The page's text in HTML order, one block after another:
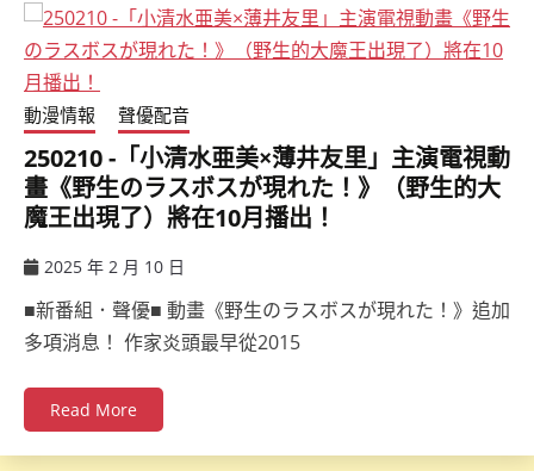
動漫情報 聲優配音
250210 -「小清水亜美×薄井友里」主演電視動
畫《野生のラスボスが現れた！》（野生的大
魔王出現了）將在10月播出！
2025 年 2 月 10 日
■新番組．聲優■ 動畫《野生のラスボスが現れた！》追加
多項消息！ 作家炎頭最早從2015
Read More